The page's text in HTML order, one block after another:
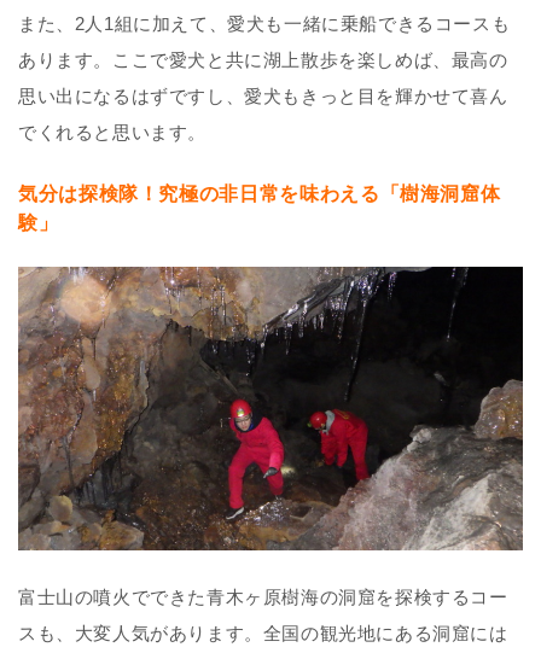
また、2人1組に加えて、愛犬も一緒に乗船できるコースも
あります。ここで愛犬と共に湖上散歩を楽しめば、最高の
思い出になるはずですし、愛犬もきっと目を輝かせて喜ん
でくれると思います。
気分は探検隊！究極の非日常を味わえる「樹海洞窟体
験」
富士山の噴火でできた青木ヶ原樹海の洞窟を探検するコー
スも、大変人気があります。全国の観光地にある洞窟には